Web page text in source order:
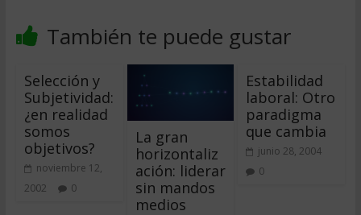
También te puede gustar
Selección y
Subjetividad:
¿en realidad
somos
objetivos?
noviembre 12,
2002
0
La gran
horizontaliz
ación: liderar
sin mandos
medios
Estabilidad
laboral: Otro
paradigma
que cambia
junio 28, 2004
0